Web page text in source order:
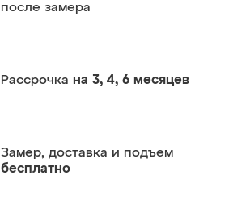
после замера
Рассрочка на 3, 4, 6 месяцев
Замер, доставка и подъем
бесплатно